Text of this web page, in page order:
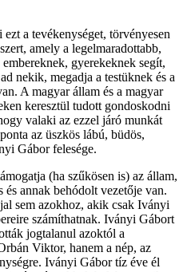
a tevékenységet, törvényesen
amely a legelmaradottabb,
gyerekeknek segít,
nekik, megadja a testüknek és a
A magyar állam és a magyar
keresztül tudott gondoskodni
valaki az ezzel járó munkát
az üszkös lábú, büdös,
Gábor felesége.
(ha szűkösen is) az állam,
annak behódolt vezetője van.
sem azokhoz, akik csak Iványi
számíthatnak. Iványi Gábort
jogtalanul azoktól a
Viktor, hanem a nép, az
Iványi Gábor tíz éve él